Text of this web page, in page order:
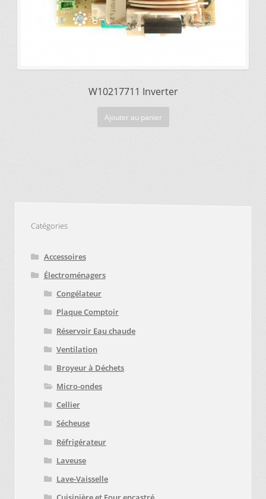
W10217711 Inverter
Ajouter au panier
Catégories
Accessoires
Électroménagers
Congélateur
Plaque Comptoir
Réservoir Eau chaude
Ventilation
Broyeur à Déchets
Micro-ondes
Cellier
Sécheuse
Réfrigérateur
Laveuse
Lave-Vaisselle